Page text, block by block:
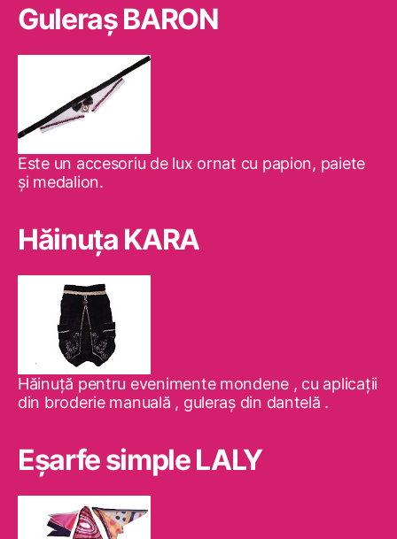
Guleraş BARON
Este un accesoriu de lux ornat cu papion, paiete
şi medalion.
Hăinuţa KARA
Hăinuţă pentru evenimente mondene , cu aplicaţii
din broderie manuală , guleraş din dantelă .
Eşarfe simple LALY